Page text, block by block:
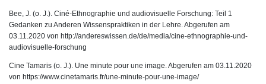
Bee, J. (o. J.). Ciné-Ethnographie und audiovisuelle Forschung: Teil 1
Gedanken zu Anderen Wissenspraktiken in der Lehre. Abgerufen am
03.11.2020 von http://andereswissen.de/de/media/cine-ethnographie-und-
audiovisuelle-forschung
Cine Tamaris (o. J.). Une minute pour une image. Abgerufen am 03.11.2020
von https://www.cinetamaris.fr/une-minute-pour-une-image/